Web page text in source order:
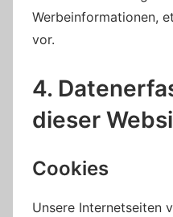
Werbeinformationen,
vor.
4.
dieser
Cookies
Unsere Internetseiten